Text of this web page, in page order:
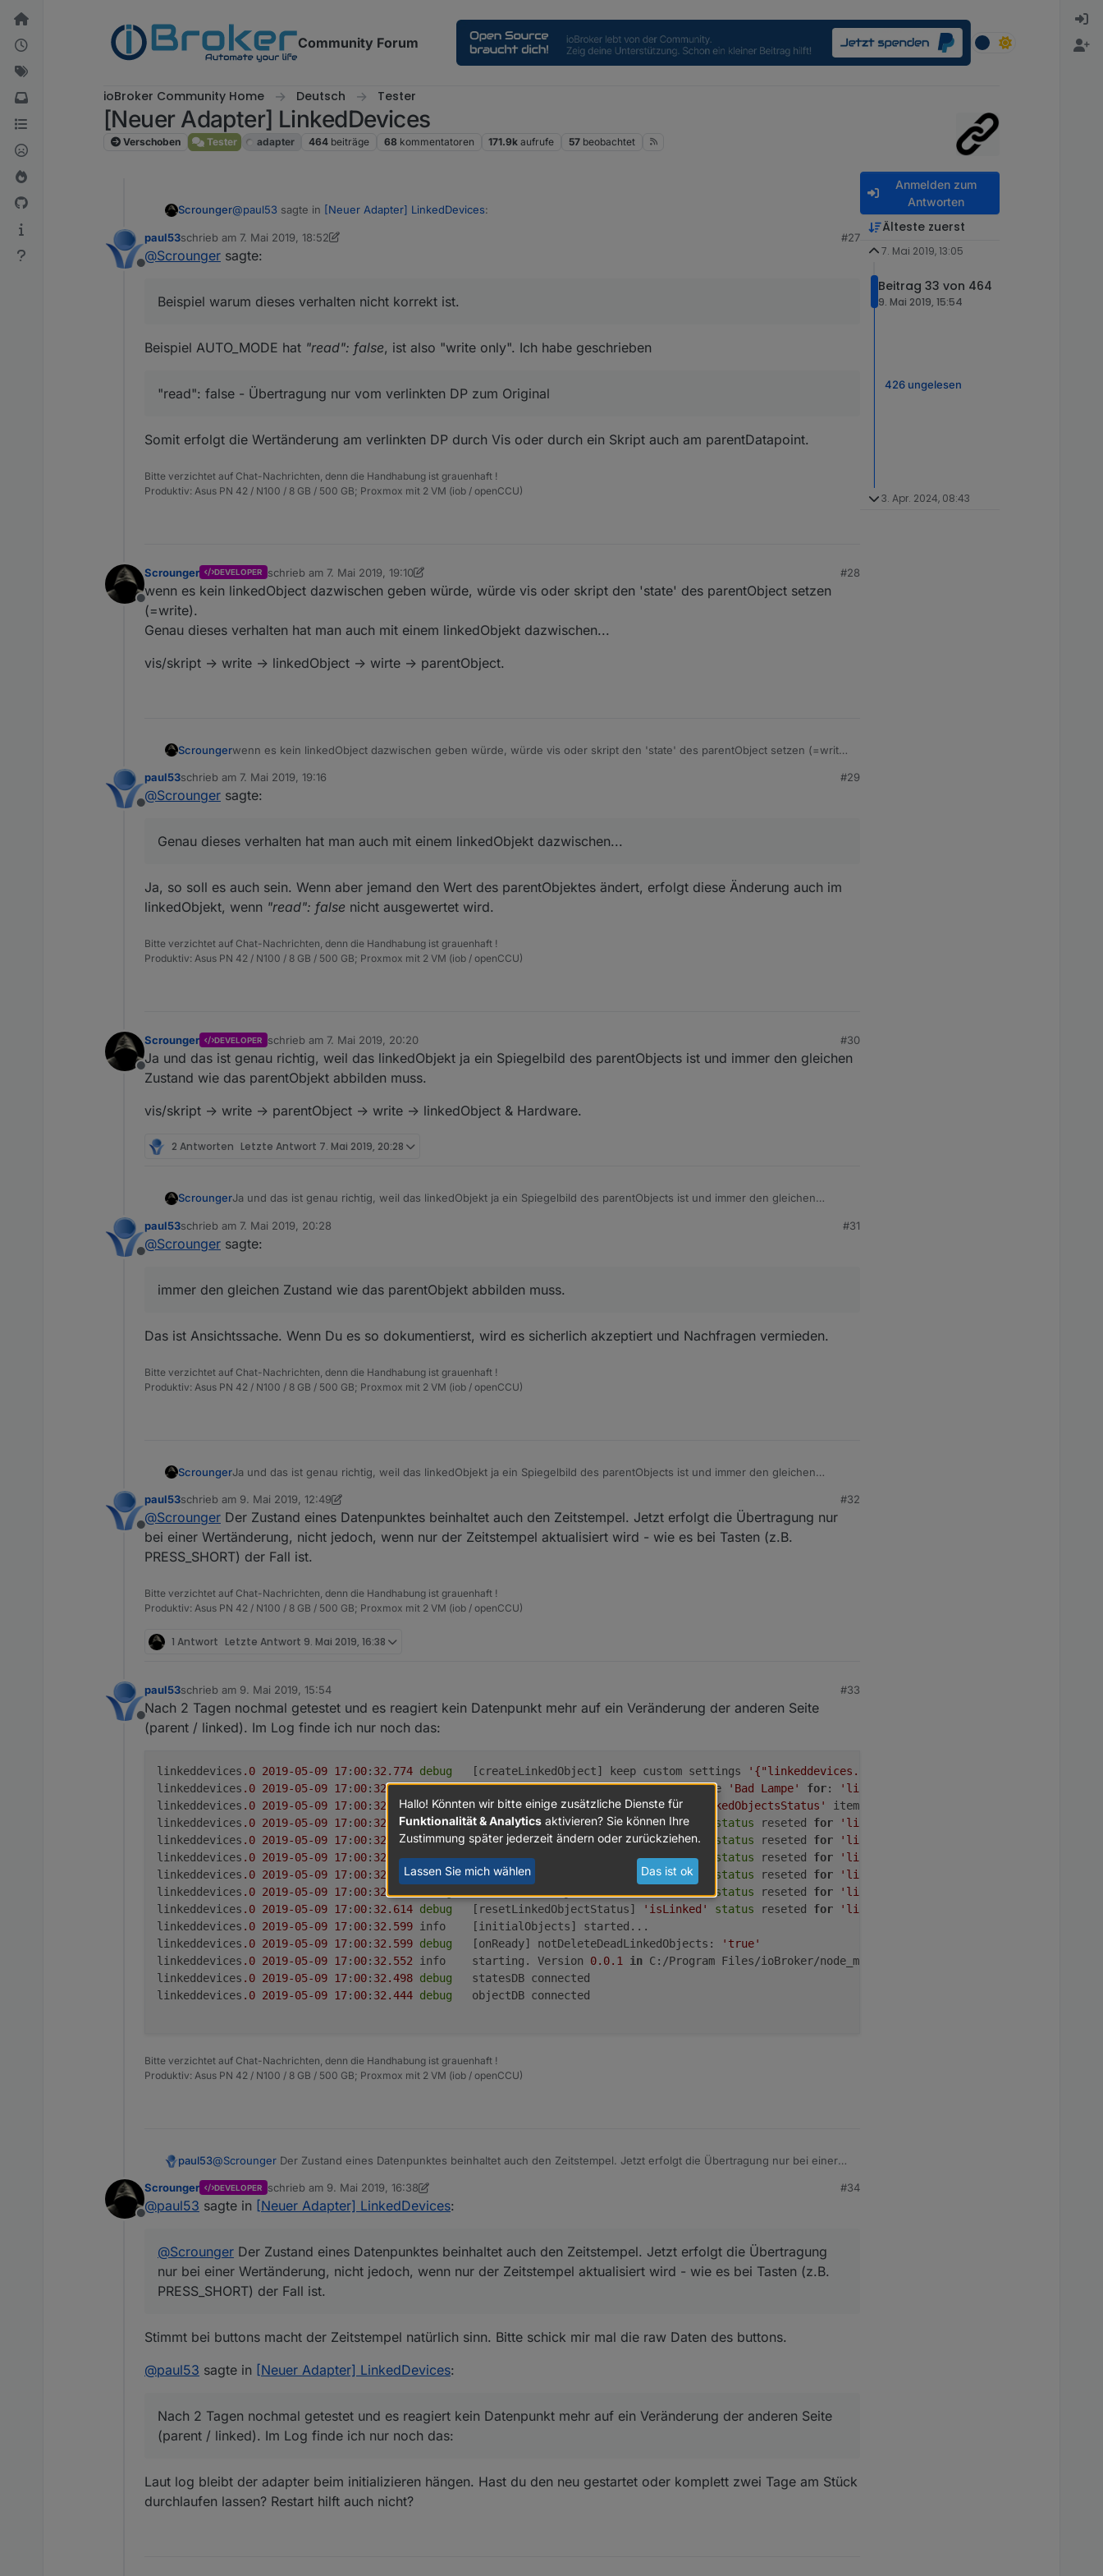
Weiter zum Inhalt
Community Forum
ioBroker Community Home Deutsch Tester
[Neuer Adapter] LinkedDevices
Verschoben Tester adapter 464 beiträge 68 kommentatoren 171.9k aufrufe 57 beobachtet
Scrounger@paul53 sagte in [Neuer Adapter] LinkedDevices:
@Scrounger
In deinem Fall würde das parentObjekt nix mit bekommen
Offline
paul53schrieb am 7. Mai 2019, 18:52
zuletzt editiert von paul535. Juli 2019, 20:53
#27
@Scrounger sagte:
Beispiel warum dieses verhalten nicht korrekt ist.
Beispiel AUTO_MODE hat "read": false, ist also "write only". Ich habe geschrieben
"read": false - Übertragung nur vom verlinkten DP zum Original
Somit erfolgt die Wertänderung am verlinkten DP durch Vis oder durch ein Skript auch am parentDatapoint.
Bitte verzichtet auf Chat-Nachrichten, denn die Handhabung ist grauenhaft !
Produktiv: Asus PN 42 / N100 / 8 GB / 500 GB; Proxmox mit 2 VM (iob / openCCU)
Offline
Scrounger DEVELOPER schrieb am 7. Mai 2019, 19:10
zuletzt editiert von Scrounger5. Juli 2019, 21:10
#28
wenn es kein linkedObject dazwischen geben würde, würde vis oder skript den 'state' des parentObject setzen
(=write).
Genau dieses verhalten hat man auch mit einem linkedObjekt dazwischen...
vis/skript -> write -> linkedObject -> wirte -> parentObject.
Scroungerwenn es kein linkedObject dazwischen geben würde, würde vis oder skript den 'state' des parentObject setzen (=write).
vis/skript -> write -> linkedObject -> wirte -> parentObject.
Offline
paul53schrieb am 7. Mai 2019, 19:16
zuletzt editiert von
#29
@Scrounger sagte:
Genau dieses verhalten hat man auch mit einem linkedObjekt dazwischen...
Ja, so soll es auch sein. Wenn aber jemand den Wert des parentObjektes ändert, erfolgt diese Änderung auch im
linkedObjekt, wenn "read": false nicht ausgewertet wird.
Bitte verzichtet auf Chat-Nachrichten, denn die Handhabung ist grauenhaft !
Produktiv: Asus PN 42 / N100 / 8 GB / 500 GB; Proxmox mit 2 VM (iob / openCCU)
Offline
Scrounger DEVELOPER schrieb am 7. Mai 2019, 20:20
zuletzt editiert von
#30
Ja und das ist genau richtig, weil das linkedObjekt ja ein Spiegelbild des parentObjects ist und immer den gleichen
Zustand wie das parentObjekt abbilden muss.
vis/skript -> write -> parentObject -> write -> linkedObject & Hardware.
2 Antworten Letzte Antwort 7. Mai 2019, 20:28
ScroungerJa und das ist genau richtig, weil das linkedObjekt ja ein Spiegelbild des parentObjects ist und immer den gleichen
vis/skript -> write -> parentObject -> write -> linkedObject & Hardware.
Offline
paul53schrieb am 7. Mai 2019, 20:28
zuletzt editiert von
#31
@Scrounger sagte:
immer den gleichen Zustand wie das parentObjekt abbilden muss.
Das ist Ansichtssache. Wenn Du es so dokumentierst, wird es sicherlich akzeptiert und Nachfragen vermieden.
Bitte verzichtet auf Chat-Nachrichten, denn die Handhabung ist grauenhaft !
Produktiv: Asus PN 42 / N100 / 8 GB / 500 GB; Proxmox mit 2 VM (iob / openCCU)
ScroungerJa und das ist genau richtig, weil das linkedObjekt ja ein Spiegelbild des parentObjects ist und immer den gleichen
vis/skript -> write -> parentObject -> write -> linkedObject & Hardware.
Offline
paul53schrieb am 9. Mai 2019, 12:49
zuletzt editiert von paul535. Sept. 2019, 14:50
#32
@Scrounger Der Zustand eines Datenpunktes beinhaltet auch den Zeitstempel. Jetzt erfolgt die Übertragung nur
bei einer Wertänderung, nicht jedoch, wenn nur der Zeitstempel aktualisiert wird - wie es bei Tasten (z.B.
PRESS_SHORT) der Fall ist.
Bitte verzichtet auf Chat-Nachrichten, denn die Handhabung ist grauenhaft !
Produktiv: Asus PN 42 / N100 / 8 GB / 500 GB; Proxmox mit 2 VM (iob / openCCU)
1 Antwort Letzte Antwort 9. Mai 2019, 16:38
Offline
paul53schrieb am 9. Mai 2019, 15:54
zuletzt editiert von
#33
Nach 2 Tagen nochmal getestet und es reagiert kein Datenpunkt mehr auf ein Veränderung der anderen Seite
(parent / linked). Im Log finde ich nur noch das:
linkeddevices .0 2019-05-09 17: 00: 32.774 debug
	[createLinkedObject] keep custom settings
'{"linkeddevices.0":{"enabled":true,"parentId":"hm-
linkeddevices .0 2019-05-09 17: 00: 32.772 debug
	[createLinkedObject] using custom name
'Bad Lampe' for: 'linkeddevices.0.Bad.Licht.Aktor'
linkeddevices .0 2019-05-09 17: 00: 32.630 debug
	[resetAllLinkedObjectsStatus]
'dicLinkedObjectsStatus' items count:
linkeddevices .0 2019-05-09 17: 00: 32.630 debug
	[resetLinkedObjectStatus]
'isLinked' status reseted for
'linkeddevices.0.Bad.HKT.Auto_Mode'
linkeddevices .0 2019-05-09 17: 00: 32.630 debug
	[resetLinkedObjectStatus]
'isLinked' status reseted for
'linkeddevices.0.Bad.HKT.Control_Mode'
linkeddevices .0 2019-05-09 17: 00: 32.630 debug
	[resetLinkedObjectStatus]
'isLinked' status reseted for
'linkeddevices.0.Bad.HKT.Manu_Sollwert'
linkeddevices .0 2019-05-09 17: 00: 32.614 debug
	[resetLinkedObjectStatus]
'isLinked' status reseted for
'linkeddevices.0.Bad.Licht.Aktor'
linkeddevices .0 2019-05-09 17: 00: 32.614 status reseted for
'linkeddevices.0.Bad.Fenster'
linkeddevices .0 2019-05-09 17: 00: 32.614 debug
	[resetLinkedObjectStatus]
'isLinked' status reseted for
'linkeddevices.0.Bad.Licht.Taste_kurz'
linkeddevices .0 2019-05-09 17: 00: 32.599
linkeddevices .0 2019-05-09 17: 00: 32.599 debug
	[onReady] notDeleteDeadLinkedObjects:
'true'
linkeddevices .0 2019-05-09 17: 00: 32.552
	info	starting. Version
0.0.1 in C:/Program Files/ioBroker/node_modules/iobroker.linkeddevices, node:
linkeddevices .0 2019-05-09 17: 00: 32.498 debug
linkeddevices .0 2019-05-09 17: 00: 32.444 debug
Bitte verzichtet auf Chat-Nachrichten, denn die Handhabung ist grauenhaft !
Produktiv: Asus PN 42 / N100 / 8 GB / 500 GB; Proxmox mit 2 VM (iob / openCCU)
paul53@Scrounger Der Zustand eines Datenpunktes beinhaltet auch den Zeitstempel. Jetzt erfolgt die Übertragung nur bei einer
Offline
Scrounger DEVELOPER schrieb am 9. Mai 2019, 16:38
zuletzt editiert von Scrounger5. Sept. 2019, 18:39
#34
@paul53 sagte in [Neuer Adapter] LinkedDevices:
@Scrounger Der Zustand eines Datenpunktes beinhaltet auch den Zeitstempel. Jetzt erfolgt die Übertragung
nur bei einer Wertänderung, nicht jedoch, wenn nur der Zeitstempel aktualisiert wird - wie es bei Tasten (z.B.
PRESS_SHORT) der Fall ist.
Stimmt bei buttons macht der Zeitstempel natürlich sinn. Bitte schick mir mal die raw Daten des buttons.
@paul53 sagte in [Neuer Adapter] LinkedDevices:
Nach 2 Tagen nochmal getestet und es reagiert kein Datenpunkt mehr auf ein Veränderung der anderen Seite
(parent / linked). Im Log finde ich nur noch das:
Laut log bleibt der adapter beim initializieren hängen. Hast du den neu gestartet oder komplett zwei Tage am Stück
durchlaufen lassen? Restart hilft auch nicht?
Anmelden zum
Antworten
Älteste zuerst
7. Mai 2019, 13:05
Beitrag 33 von 464
9. Mai 2019, 15:54
426 ungelesen
3. Apr. 2024, 08:43
Hallo! Könnten wir bitte einige zusätzliche Dienste für
Funktionalität & Analytics aktivieren? Sie können Ihre
Zustimmung später jederzeit ändern oder zurückziehen.
Lassen Sie mich wählen Das ist ok